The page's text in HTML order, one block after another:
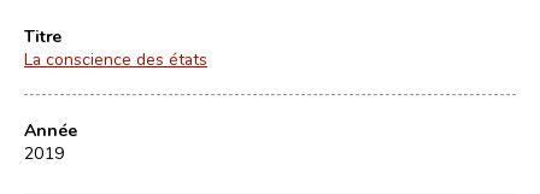
Titre
La conscience des états
Année
2019